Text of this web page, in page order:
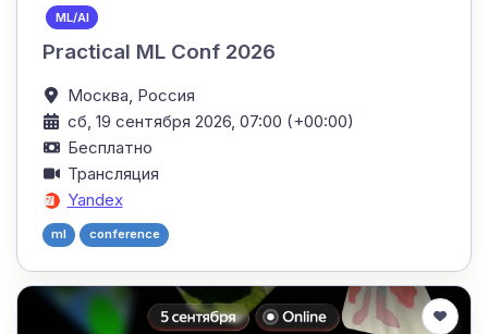
ML/AI
Practical ML Conf 2026
Москва, Россия
сб, 19 сентября 2026, 07:00 (+00:00)
Бесплатно
Трансляция
Yandex
ml conference